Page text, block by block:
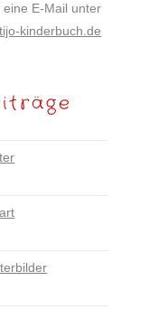
E-Mail unter
kinderbuch.de